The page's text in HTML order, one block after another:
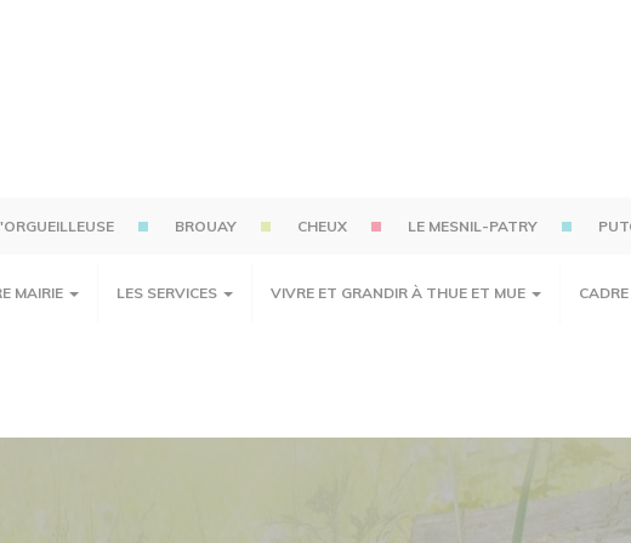
BROUAY CHEUX LE MESNIL-PATRY
MAIRIE LES SERVICES VIVRE ET GRANDIR À THUE ET MUE